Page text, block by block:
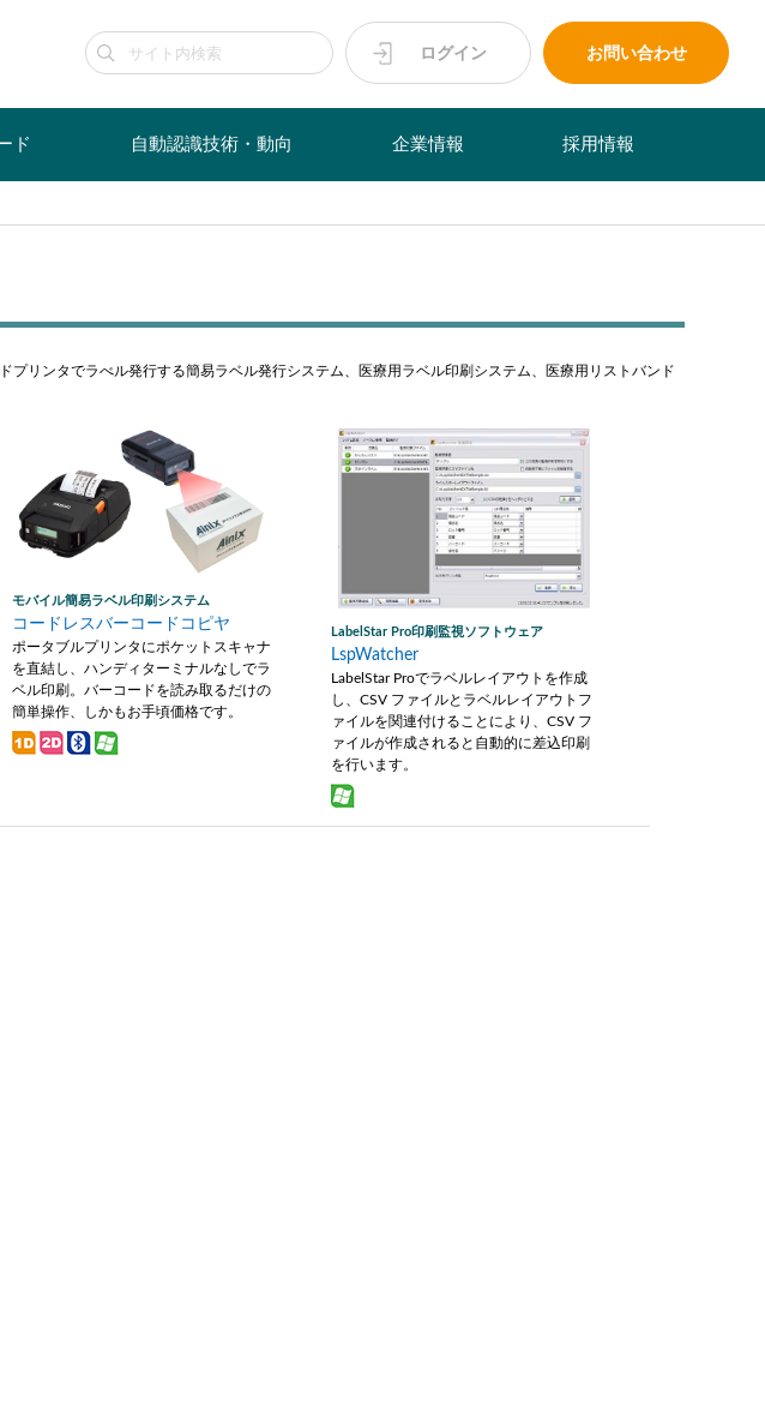
ログイン お問い合わせ
ド 自動認識技術・動向 企業情報 採用情報
プリンタでラべル発行する簡易ラベル発行システム、医療用ラベル印刷システム、医療用リストバンド
モバイル簡易ラベル印刷システム
コードレスバーコードコピヤ
ポータブルプリンタにポケットスキャナ
を直結し、ハンディターミナルなしでラ
ベル印刷。バーコードを読み取るだけの
簡単操作、しかもお手頃価格です。
LabelStar Pro印刷監視ソフトウェア
LspWatcher
LabelStar Proでラベルレイアウトを作成
し、CSV ファイルとラベルレイアウトフ
ァイルを関連付けることにより、CSV フ
ァイルが作成されると自動的に差込印刷
を行います。